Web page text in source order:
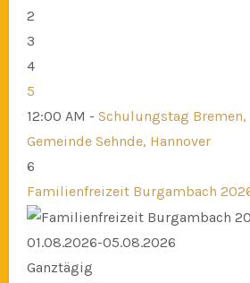
2
3
4
5
12:00 AM - Schulungstag
Gemeinde Sehnde, Hannover
6
Familienfreizeit Burgambach
01.08.2026-05.08.2026
Ganztägig